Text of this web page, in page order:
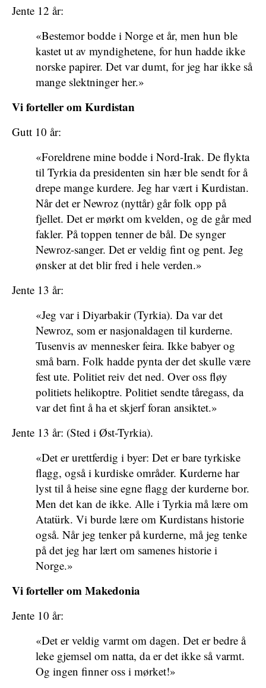
Jente 12 år:
«Bestemor bodde i Norge et år, men hun ble
kastet ut av myndighetene, for hun hadde ikke
norske papirer. Det var dumt, for jeg har ikke så
mange slektninger her.»
Vi forteller om Kurdistan
Gutt 10 år:
«Foreldrene mine bodde i Nord-Irak. De flykta
til Tyrkia da presidenten sin hær ble sendt for å
drepe mange kurdere. Jeg har vært i Kurdistan.
Når det er Newroz (nyttår) går folk opp på
fjellet. Det er mørkt om kvelden, og de går med
fakler. På toppen tenner de bål. De synger
Newroz-sanger. Det er veldig fint og pent. Jeg
ønsker at det blir fred i hele verden.»
Jente 13 år:
«Jeg var i Diyarbakir (Tyrkia). Da var det
Newroz, som er nasjonaldagen til kurderne.
Tusenvis av mennesker feira. Ikke babyer og
små barn. Folk hadde pynta der det skulle være
fest ute. Politiet reiv det ned. Over oss fløy
politiets helikoptre. Politiet sendte tåregass, da
var det fint å ha et skjerf foran ansiktet.»
Jente 13 år: (Sted i Øst-Tyrkia).
«Det er urettferdig i byer: Det er bare tyrkiske
flagg, også i kurdiske områder. Kurderne har
lyst til å heise sine egne flagg der kurderne bor.
Men det kan de ikke. Alle i Tyrkia må lære om
Atatürk. Vi burde lære om Kurdistans historie
også. Når jeg tenker på kurderne, må jeg tenke
på det jeg har lært om samenes historie i
Norge.»
Vi forteller om Makedonia
Jente 10 år:
«Det er veldig varmt om dagen. Det er bedre å
leke gjemsel om natta, da er det ikke så varmt.
Og ingen finner oss i mørket!»